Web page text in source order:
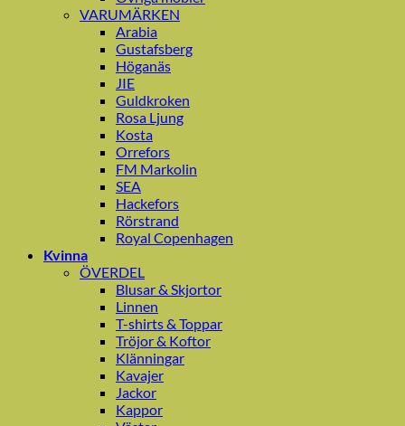
VARUMÄRKEN
Arabia
Gustafsberg
Höganäs
JIE
Guldkroken
Rosa Ljung
Kosta
Orrefors
FM Markolin
SEA
Hackefors
Rörstrand
Royal Copenhagen
Kvinna
ÖVERDEL
Blusar & Skjortor
Linnen
T-shirts & Toppar
Tröjor & Koftor
Klänningar
Kavajer
Jackor
Kappor